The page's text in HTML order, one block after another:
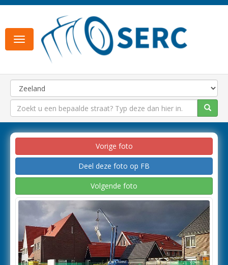
Toggle
navigation
Vorige foto
Deel deze foto op FB
Volgende foto